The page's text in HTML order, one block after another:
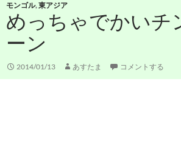
モンゴル,東アジア
めっちゃでかいチ
ーン
2014/01/13 あすたま コメントする